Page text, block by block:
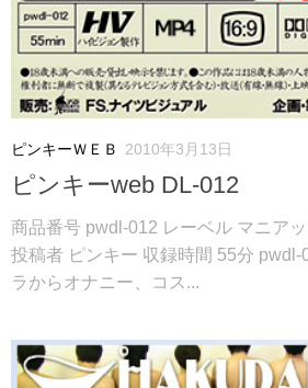
ピンキーＷＥＢ 2010年3月13日
ピンキーweb DL-012
商品番号 pwdl-012 レーベル マニア
投稿者 ピンキー 収録時間 55分 pwdl-
ラからオナニー、コス...